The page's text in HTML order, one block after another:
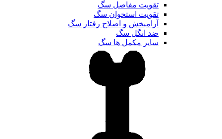
تقویت مفاصل سگ
تقویت استخوان سگ
آرامبخش و اصلاح رفتار سگ
ضد انگل سگ
سایر مکمل ها سگ